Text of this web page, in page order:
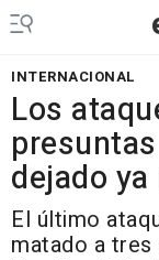
INTERNACIONAL
Los
dejado
El último
matado a